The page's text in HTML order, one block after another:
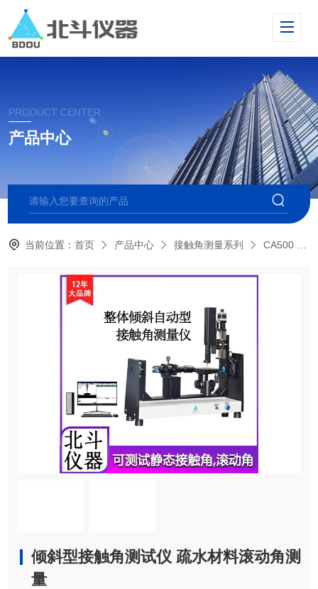
PRODUCT CENTER
产品中心
当前位置：首页 产品中心 接触角测量系列 CA500 倾斜型接触角测量仪
倾斜型接触角测试仪 疏水材料滚动角测
量